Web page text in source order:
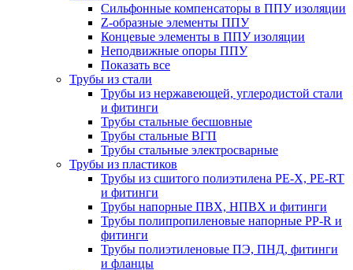
Cильфонные компенсаторы в ППУ изоляции
Z-образные элементы ППУ
Концевые элементы в ППУ изоляции
Неподвижные опоры ППУ
Показать все
Трубы из стали
Трубы из нержавеющей, углеродистой стали
и фитинги
Трубы стальные бесшовные
Трубы стальные ВГП
Трубы стальные электросварные
Трубы из пластиков
Трубы из сшитого полиэтилена PE-X, PE-RT
и фитинги
Трубы напорные ПВХ, НПВХ и фитинги
Трубы полипропиленовые напорные PP-R и
фитинги
Трубы полиэтиленовые ПЭ, ПНД, фитинги
и фланцы